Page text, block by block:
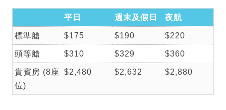
平日 週末及假日 夜航
標準艙 $175 $190 $220
頭等艙 $310 $329 $360
貴賓房 (8座
位)
$2,480 $2,632 $2,880